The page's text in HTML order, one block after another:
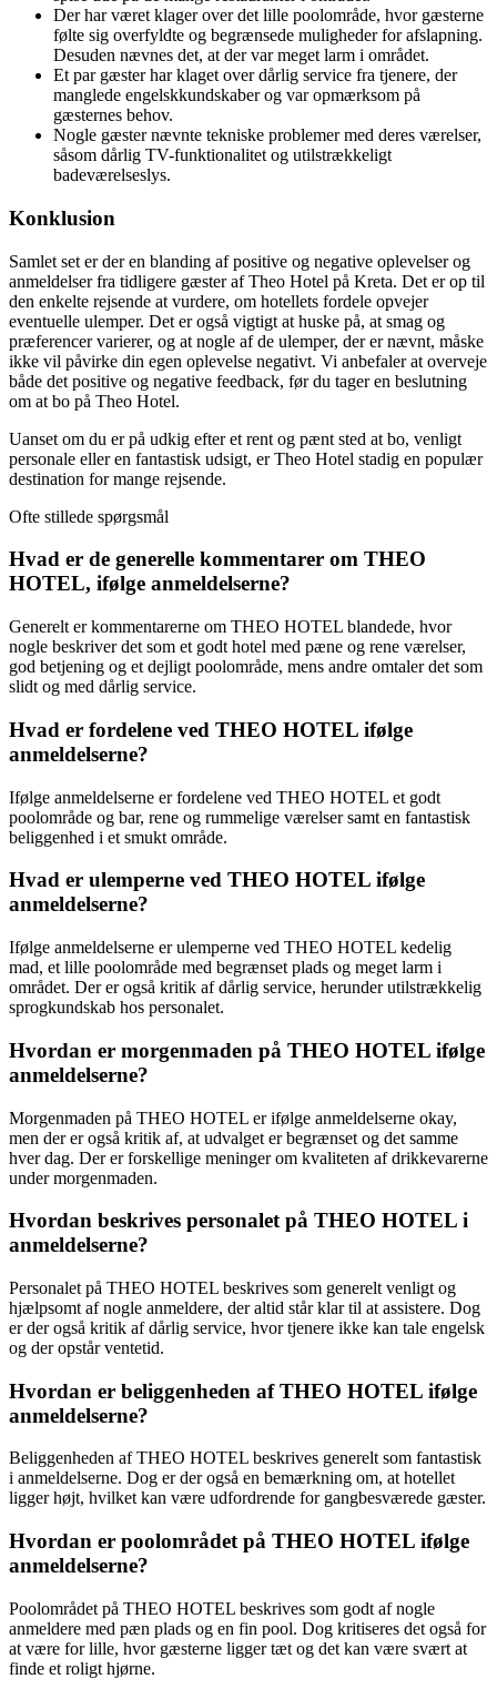
Der har været klager over det lille poolområde, hvor gæsterne
følte sig overfyldte og begrænsede muligheder for afslapning.
Desuden nævnes det, at der var meget larm i området.
Et par gæster har klaget over dårlig service fra tjenere, der
manglede engelskkundskaber og var opmærksom på
gæsternes behov.
Nogle gæster nævnte tekniske problemer med deres værelser,
såsom dårlig TV-funktionalitet og utilstrækkeligt
badeværelseslys.
Konklusion
Samlet set er der en blanding af positive og negative oplevelser og
anmeldelser fra tidligere gæster af Theo Hotel på Kreta. Det er op til
den enkelte rejsende at vurdere, om hotellets fordele opvejer
eventuelle ulemper. Det er også vigtigt at huske på, at smag og
præferencer varierer, og at nogle af de ulemper, der er nævnt, måske
ikke vil påvirke din egen oplevelse negativt. Vi anbefaler at overveje
både det positive og negative feedback, før du tager en beslutning
om at bo på Theo Hotel.
Uanset om du er på udkig efter et rent og pænt sted at bo, venligt
personale eller en fantastisk udsigt, er Theo Hotel stadig en populær
destination for mange rejsende.
Ofte stillede spørgsmål
Hvad er de generelle kommentarer om THEO
HOTEL, ifølge anmeldelserne?
Generelt er kommentarerne om THEO HOTEL blandede, hvor
nogle beskriver det som et godt hotel med pæne og rene værelser,
god betjening og et dejligt poolområde, mens andre omtaler det som
slidt og med dårlig service.
Hvad er fordelene ved THEO HOTEL ifølge
anmeldelserne?
Ifølge anmeldelserne er fordelene ved THEO HOTEL et godt
poolområde og bar, rene og rummelige værelser samt en fantastisk
beliggenhed i et smukt område.
Hvad er ulemperne ved THEO HOTEL ifølge
anmeldelserne?
Ifølge anmeldelserne er ulemperne ved THEO HOTEL kedelig
mad, et lille poolområde med begrænset plads og meget larm i
området. Der er også kritik af dårlig service, herunder utilstrækkelig
sprogkundskab hos personalet.
Hvordan er morgenmaden på THEO HOTEL ifølge
anmeldelserne?
Morgenmaden på THEO HOTEL er ifølge anmeldelserne okay,
men der er også kritik af, at udvalget er begrænset og det samme
hver dag. Der er forskellige meninger om kvaliteten af drikkevarerne
under morgenmaden.
Hvordan beskrives personalet på THEO HOTEL i
anmeldelserne?
Personalet på THEO HOTEL beskrives som generelt venligt og
hjælpsomt af nogle anmeldere, der altid står klar til at assistere. Dog
er der også kritik af dårlig service, hvor tjenere ikke kan tale engelsk
og der opstår ventetid.
Hvordan er beliggenheden af THEO HOTEL ifølge
anmeldelserne?
Beliggenheden af THEO HOTEL beskrives generelt som fantastisk
i anmeldelserne. Dog er der også en bemærkning om, at hotellet
ligger højt, hvilket kan være udfordrende for gangbesværede gæster.
Hvordan er poolområdet på THEO HOTEL ifølge
anmeldelserne?
Poolområdet på THEO HOTEL beskrives som godt af nogle
anmeldere med pæn plads og en fin pool. Dog kritiseres det også for
at være for lille, hvor gæsterne ligger tæt og det kan være svært at
finde et roligt hjørne.